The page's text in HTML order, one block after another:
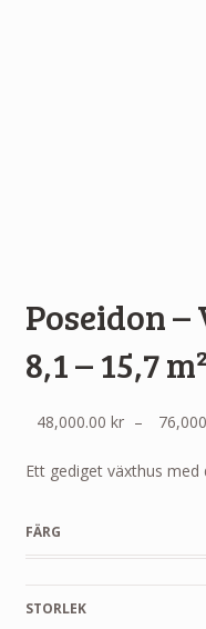
Poseidon
8,1 – 15,7 m²
48,000.00 kr –
Ett gediget växthus
FÄRG
STORLEK